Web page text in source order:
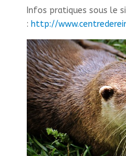
Infos pratiques sous le
: http://